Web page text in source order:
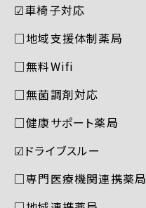
☑︎車椅子対応
□地域支援体制薬局
□無料Wifi
□無菌調剤対応
□健康サポート薬局
☑︎ドライブスルー
□専門医療機関連携薬局